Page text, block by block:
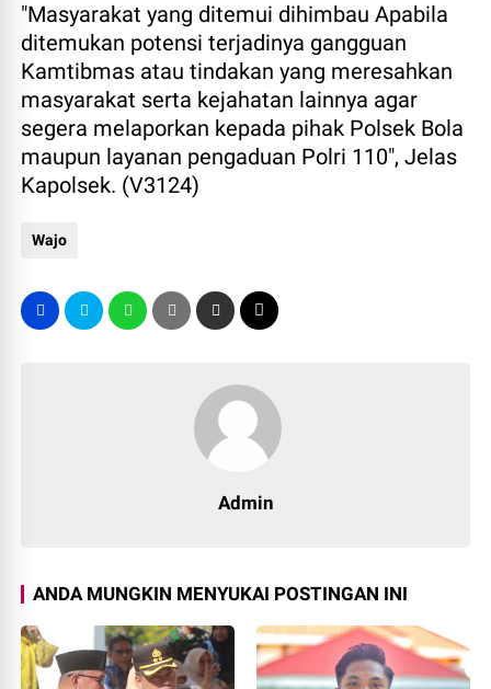
"Masyarakat yang ditemui dihimbau Apabila
ditemukan potensi terjadinya gangguan
Kamtibmas atau tindakan yang meresahkan
masyarakat serta kejahatan lainnya agar
segera melaporkan kepada pihak Polsek Bola
maupun layanan pengaduan Polri 110", Jelas
Kapolsek. (V3124)
Wajo
Admin
ANDA MUNGKIN MENYUKAI POSTINGAN INI